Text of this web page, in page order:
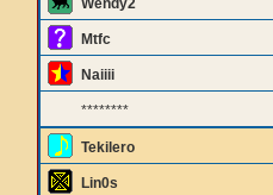
Wendy2
Mtfc
Naiiii
********
Tekilero
Lin0s